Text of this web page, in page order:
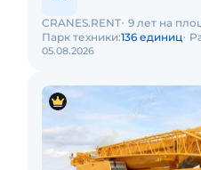
05.08.2026
CRANES.RENT 9 лет на
Парк техники:136 единиц